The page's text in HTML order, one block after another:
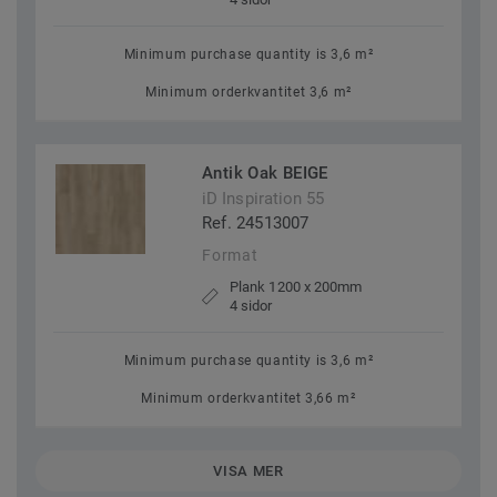
Minimum purchase quantity is 3,6 m²
Minimum orderkvantitet 3,6 m²
Antik Oak BEIGE
iD Inspiration 55
Ref. 24513007
Format
Plank 1200 x 200mm
4 sidor
Minimum purchase quantity is 3,6 m²
Minimum orderkvantitet 3,66 m²
VISA MER